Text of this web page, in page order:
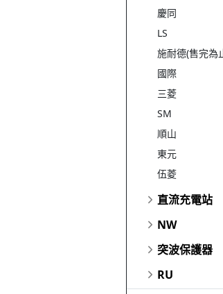
慶同
LS
施耐德(售完為
國際
三菱
SM
順山
東元
伍菱
直流充電站
NW
突波保護器
RU